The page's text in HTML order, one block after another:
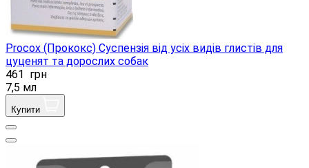
Procox (Прококс) Суспензія від усіх видів глистів для
цуценят та дорослих собак
461
грн
7,5 мл
Купити